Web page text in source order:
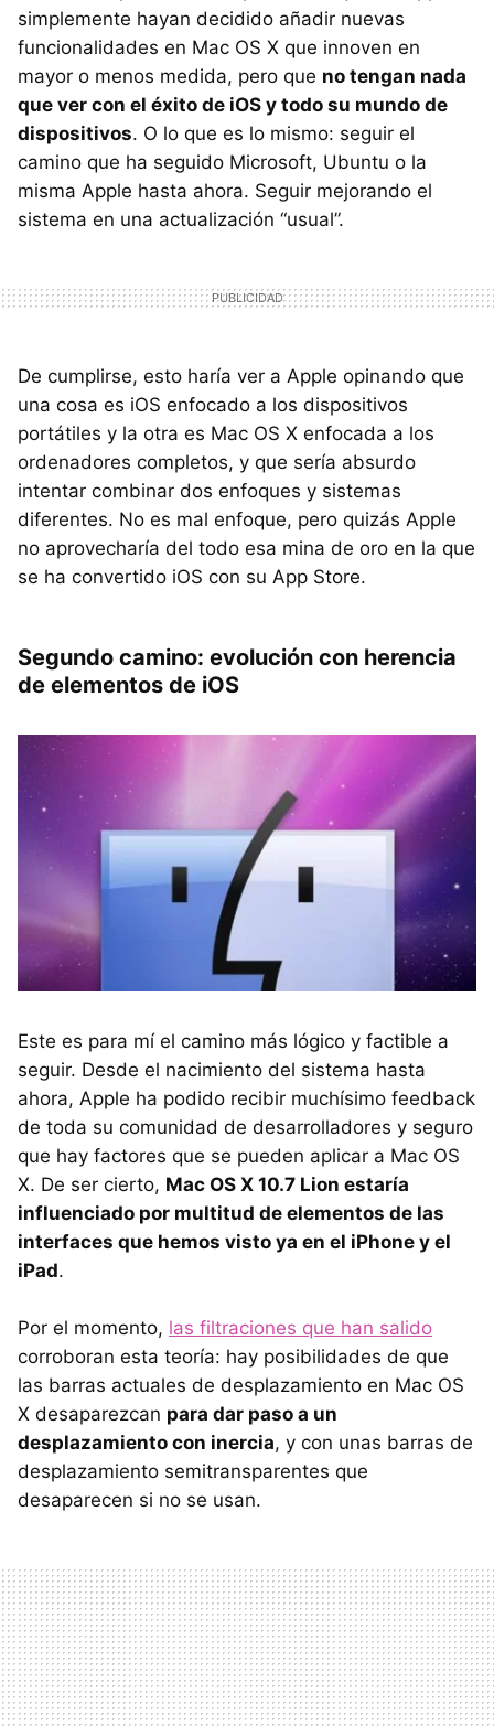
simplemente hayan decidido añadir nuevas
funcionalidades en Mac OS X que innoven en
mayor o menos medida, pero que no tengan nada
que ver con el éxito de iOS y todo su mundo de
dispositivos. O lo que es lo mismo: seguir el
camino que ha seguido Microsoft, Ubuntu o la
misma Apple hasta ahora. Seguir mejorando el
sistema en una actualización “usual”.
De cumplirse, esto haría ver a Apple opinando que
una cosa es iOS enfocado a los dispositivos
portátiles y la otra es Mac OS X enfocada a los
ordenadores completos, y que sería absurdo
intentar combinar dos enfoques y sistemas
diferentes. No es mal enfoque, pero quizás Apple
no aprovecharía del todo esa mina de oro en la que
se ha convertido iOS con su App Store.
Segundo camino: evolución con herencia
de elementos de iOS
Este es para mí el camino más lógico y factible a
seguir. Desde el nacimiento del sistema hasta
ahora, Apple ha podido recibir muchísimo feedback
de toda su comunidad de desarrolladores y seguro
que hay factores que se pueden aplicar a Mac OS
X. De ser cierto, Mac OS X 10.7 Lion estaría
influenciado por multitud de elementos de las
interfaces que hemos visto ya en el iPhone y el
iPad.
Por el momento, las filtraciones que han salido
corroboran esta teoría: hay posibilidades de que
las barras actuales de desplazamiento en Mac OS
X desaparezcan para dar paso a un
desplazamiento con inercia, y con unas barras de
desplazamiento semitransparentes que
desaparecen si no se usan.